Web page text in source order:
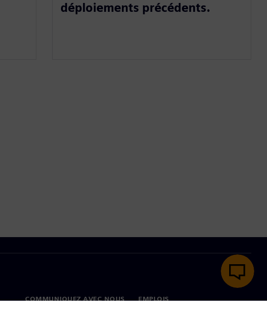
déploiements précédents.
COMMUNIQUEZ AVEC NOUS EMPLOIS